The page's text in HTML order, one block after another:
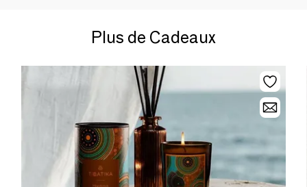
Plus de Cadeaux